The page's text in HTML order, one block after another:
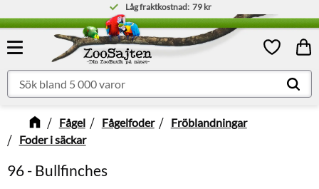
Meny
Låg fraktkostnad: 79 kr
Favoriter
Fågel Fågelfoder
Fröblandningar
Foder i säckar
96 - Bullfinches